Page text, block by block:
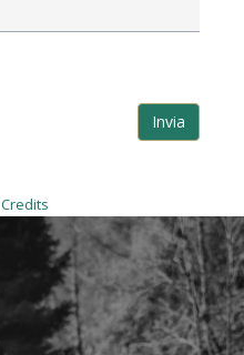
Credits